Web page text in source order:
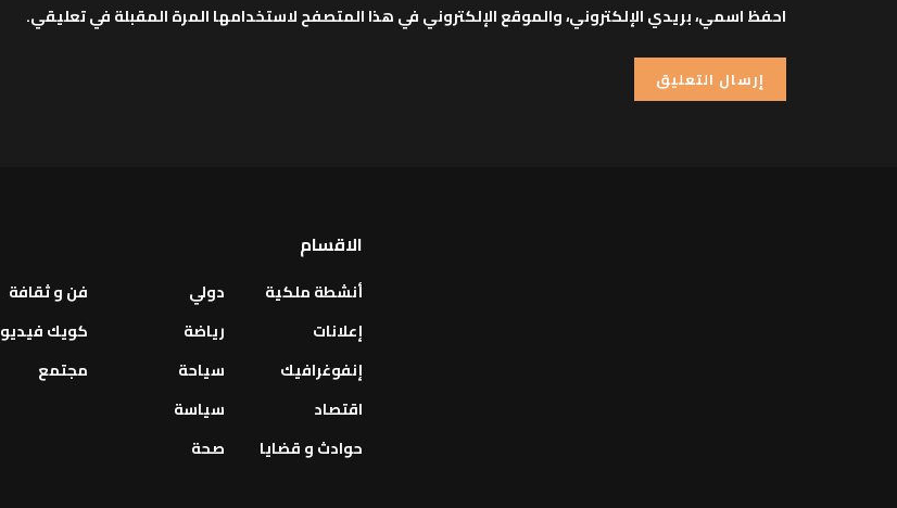
احفظ اسمي، بريدي الإلكتروني، والموقع الإلكتروني في هذا المتصفح لاستخدامها المرة المقبلة في تعليقي.
الاقسام
أنشطة ملكية
إعلانات
إنفوغرافيك
اقتصاد
حوادث و قضايا
دولي
رياضة
سياحة
سياسة
صحة
فن و ثقافة
كويك فيديو
مجتمع